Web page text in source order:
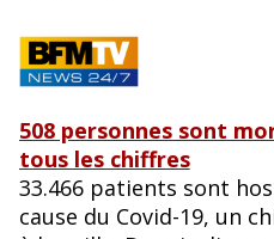
508 personnes sont
tous les chiffres
33.466 patients sont
cause du Covid-19, un